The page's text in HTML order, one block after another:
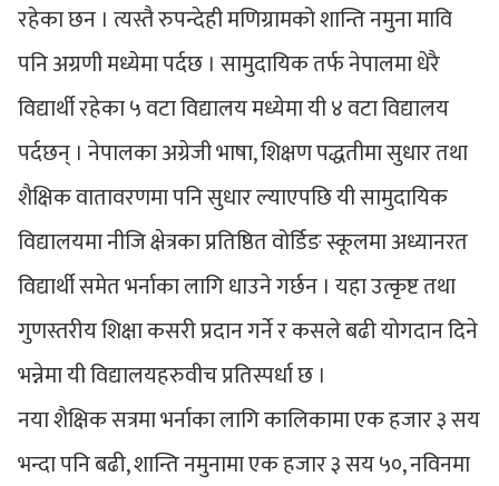
रहेका छन । त्यस्तै रुपन्देही मणिग्रामको शान्ति नमुना मावि
पनि अग्रणी मध्येमा पर्दछ । सामुदायिक तर्फ नेपालमा धेरै
विद्यार्थी रहेका ५ वटा विद्यालय मध्येमा यी ४ वटा विद्यालय
पर्दछन् । नेपालका अग्रेजी भाषा, शिक्षण पद्धतीमा सुधार तथा
शैक्षिक वातावरणमा पनि सुधार ल्याएपछि यी सामुदायिक
विद्यालयमा नीजि क्षेत्रका प्रतिष्ठित वोर्डिङ स्कूलमा अध्यानरत
विद्यार्थी समेत भर्नाका लागि धाउने गर्छन । यहा उत्कृष्ट तथा
गुणस्तरीय शिक्षा कसरी प्रदान गर्ने र कसले बढी योगदान दिने
भन्नेमा यी विद्यालयहरुवीच प्रतिस्पर्धा छ ।
नया शैक्षिक सत्रमा भर्नाका लागि कालिकामा एक हजार ३ सय
भन्दा पनि बढी, शान्ति नमुनामा एक हजार ३ सय ५०, नविनमा